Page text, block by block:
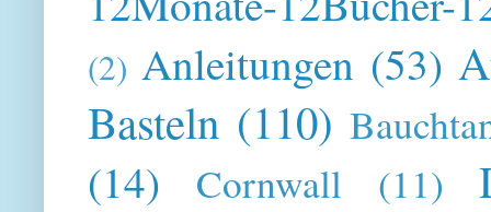
(2) Anleitungen (53)
Basteln (110)
(14) Cornwall (11)